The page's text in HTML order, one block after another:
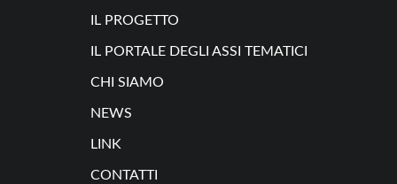
IL PROGETTO
IL PORTALE DEGLI ASSI TEMATICI
CHI SIAMO
NEWS
LINK
CONTATTI